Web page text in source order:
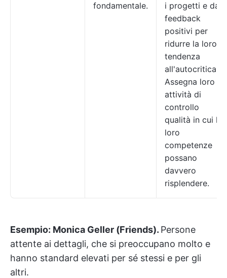
fondamentale.
i progetti e dai
feedback
positivi per
ridurre la loro
tendenza
all'autocritica.
Assegna loro
attività di
controllo
qualità in cui le
loro
competenze
possano
davvero
risplendere.
Esempio: Monica Geller (Friends). Persone
attente ai dettagli, che si preoccupano molto e
hanno standard elevati per sé stessi e per gli
altri.